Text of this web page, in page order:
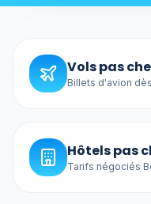
Vols pas
Billets d'avion
Hôtels pas
Tarifs négociés